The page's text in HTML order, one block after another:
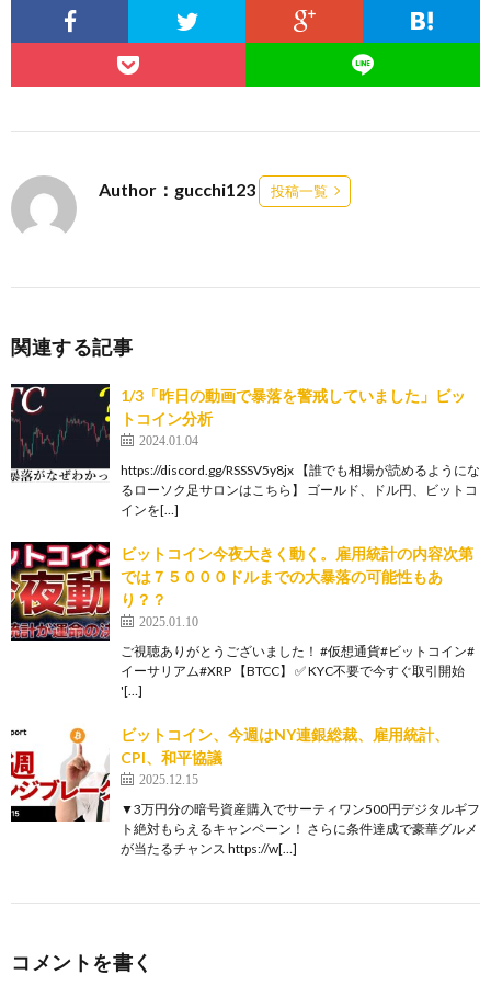
Author：gucchi123 投稿一覧
関連する記事
1/3「昨日の動画で暴落を警戒していました」ビッ
トコイン分析
2024.01.04
https://discord.gg/RSSSV5y8jx 【誰でも相場が読めるようにな
るローソク足サロンはこちら】 ゴールド、ドル円、ビットコ
インを[…]
ビットコイン今夜大きく動く。雇用統計の内容次第
では７５０００ドルまでの大暴落の可能性もあ
り？？
2025.01.10
ご視聴ありがとうございました！ #仮想通貨#ビットコイン#
イーサリアム#XRP 【BTCC】 ✅ KYC不要で今すぐ取引開始
'[…]
ビットコイン、今週はNY連銀総裁、雇用統計、
CPI、和平協議
2025.12.15
▼3万円分の暗号資産購入でサーティワン500円デジタルギフ
ト絶対もらえるキャンペーン！ さらに条件達成で豪華グルメ
が当たるチャンス https://w[…]
コメントを書く